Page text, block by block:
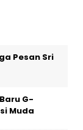
Pesan Sri
G-
Muda